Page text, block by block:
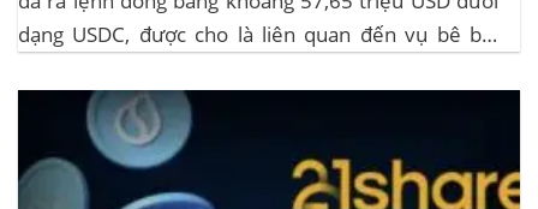
dạng USDC, được cho là liên quan đến vụ bê bối
tập thể do Burwick Law đại diện, cáo buộc các công